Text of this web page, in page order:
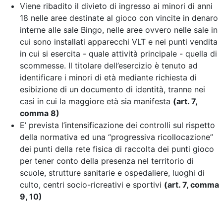
Viene ribadito il divieto di ingresso ai minori di anni
18 nelle aree destinate al gioco con vincite in denaro
interne alle sale Bingo, nelle aree ovvero nelle sale in
cui sono installati apparecchi VLT e nei punti vendita
in cui si esercita - quale attività principale - quella di
scommesse. Il titolare dell’esercizio è tenuto ad
identificare i minori di età mediante richiesta di
esibizione di un documento di identità, tranne nei
casi in cui la maggiore età sia manifesta (art. 7,
comma 8)
E’ prevista l’intensificazione dei controlli sul rispetto
della normativa ed una “progressiva ricollocazione”
dei punti della rete fisica di raccolta dei punti gioco
per tener conto della presenza nel territorio di
scuole, strutture sanitarie e ospedaliere, luoghi di
culto, centri socio-ricreativi e sportivi (art. 7, comma
9, 10)